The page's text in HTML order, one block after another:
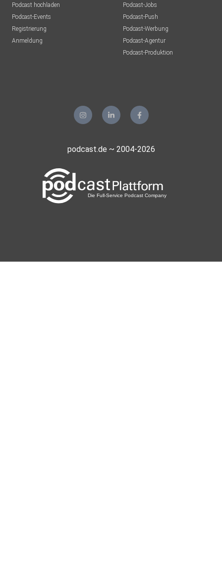
Podcast hochladen
Podcast-Events
Registrierung
Anmeldung
Podcast-Jobs
Podcast-Push
Podcast-Werbung
Podcast-Agentur
Podcast-Produktion
podcast.de ~ 2004-2026